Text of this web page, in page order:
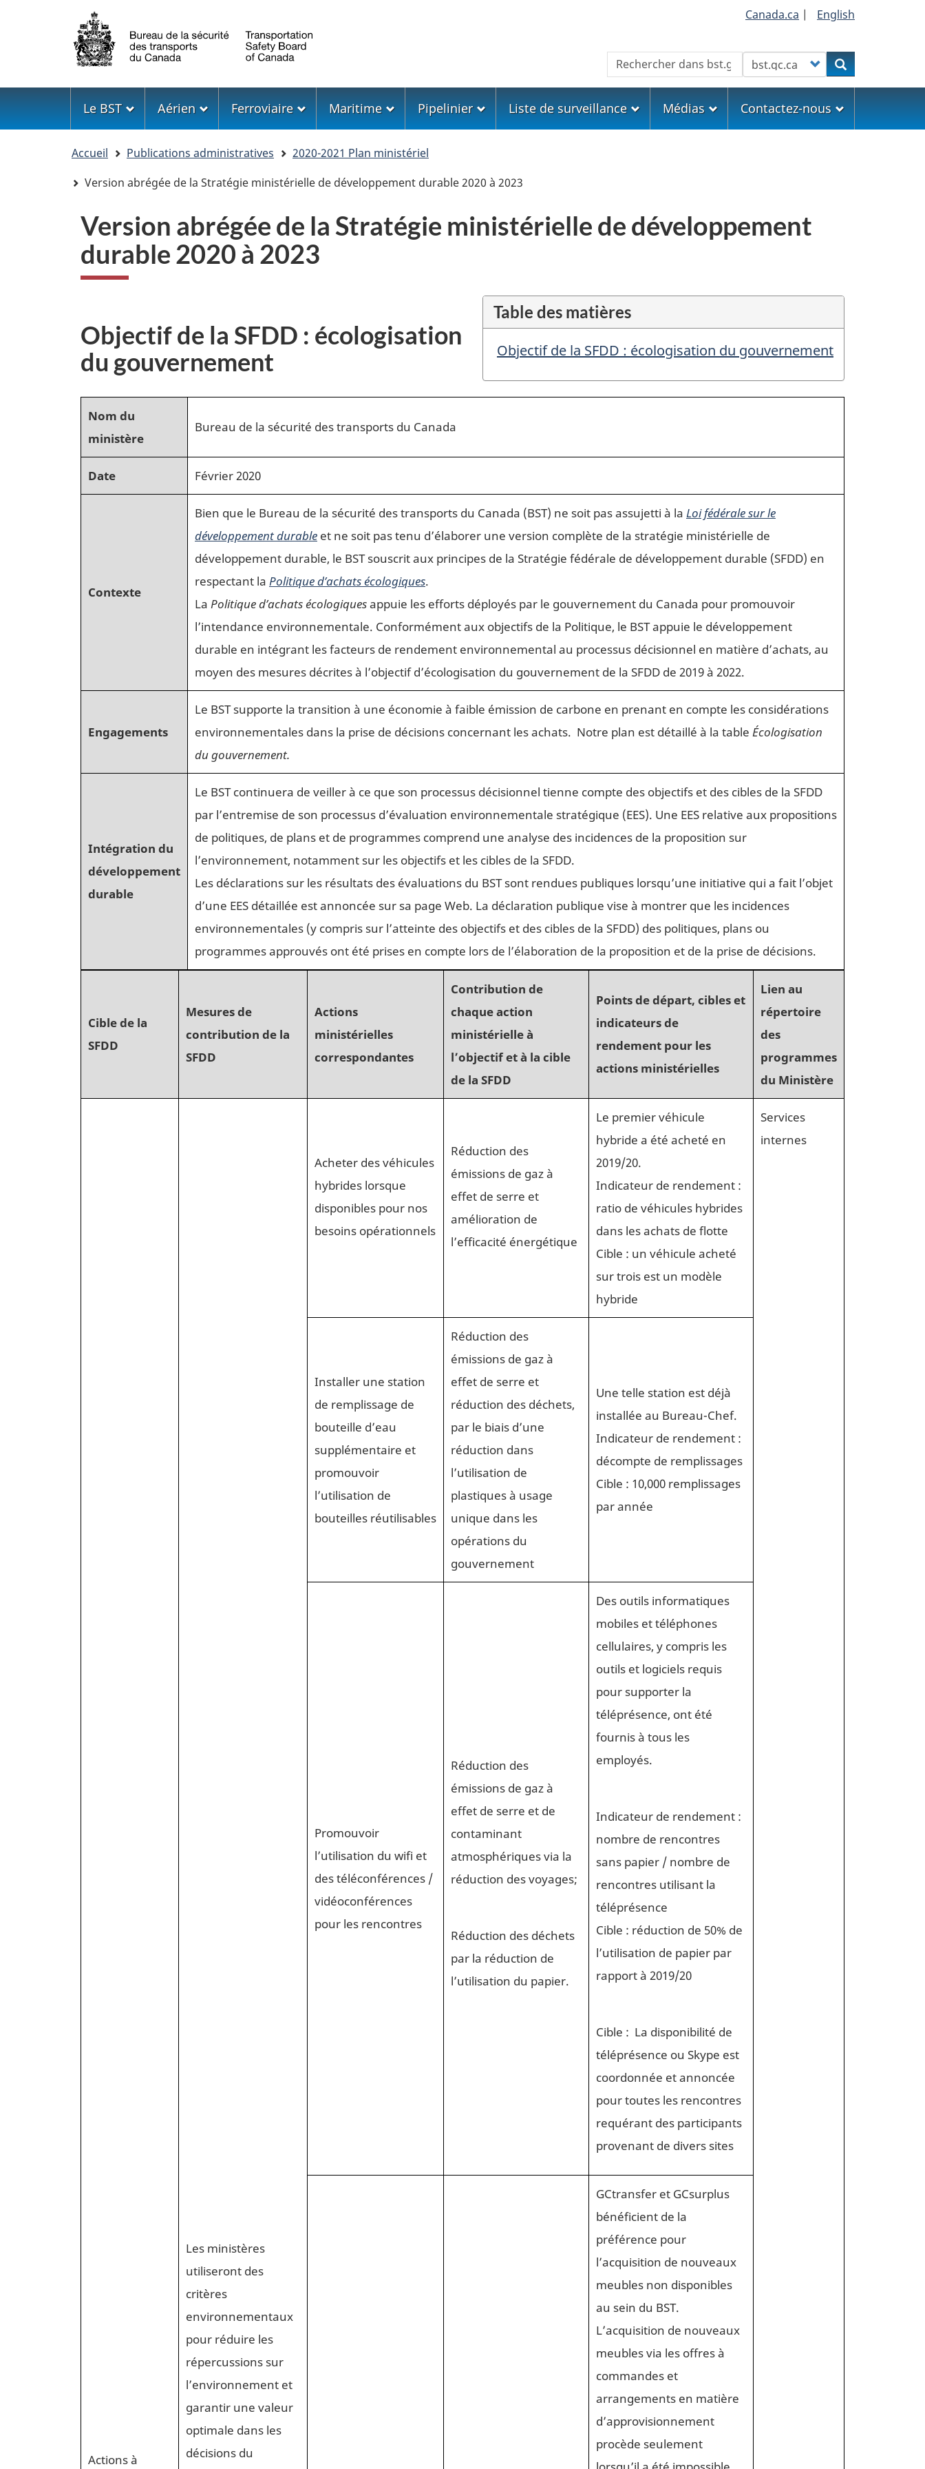
Sélection
de
la
langue
Canada.ca | English
Rechercher Customize your searchRechercher
Menu
Le BST Aérien Ferroviaire Maritime Pipelinier Liste de surveillance Médias Contactez-nous
Accueil Publications administratives
2020-2021 Plan ministériel
Version abrégée de la Stratégie ministérielle de développement durable 2020 à 2023
Version abrégée de la Stratégie ministérielle de développement
durable 2020 à 2023
Table des matières
Objectif de la SFDD : écologisation du gouvernement
Nom du
ministère
Bureau de la sécurité des transports du Canada
Date Février 2020
Contexte
Bien que le Bureau de la sécurité des transports du Canada (BST) ne soit pas assujetti à la Loi fédérale sur le
développement durable et ne soit pas tenu d’élaborer une version complète de la stratégie ministérielle de
développement durable, le BST souscrit aux principes de la Stratégie fédérale de développement durable (SFDD) en
respectant la Politique d’achats écologiques.
La Politique d’achats écologiquesappuie les efforts déployés par le gouvernement du Canada pour promouvoir
l’intendance environnementale. Conformément aux objectifs de la Politique, le BST appuie le développement
durable en intégrant les facteurs de rendement environnemental au processus décisionnel en matière d’achats, au
moyen des mesures décrites à l’objectif d’écologisation du gouvernement de la SFDD de 2019 à 2022.
Engagements
Le BST supporte la transition à une économie à faible émission de carbone en prenant en compte les considérations
environnementales dans la prise de décisions concernant les achats. Notre plan est détaillé à la table Écologisation
du gouvernement.
Intégration du
développement
durable
Le BST continuera de veiller à ce que son processus décisionnel tienne compte des objectifs et des cibles de la SFDD
par l’entremise de son processus d’évaluation environnementale stratégique (EES). Une EES relative aux propositions
de politiques, de plans et de programmes comprend une analyse des incidences de la proposition sur
l’environnement, notamment sur les objectifs et les cibles de la SFDD.
Les déclarations sur les résultats des évaluations du BST sont rendues publiques lorsqu’une initiative qui a fait l’objet
d’une EES détaillée est annoncée sur sa page Web. La déclaration publique vise à montrer que les incidences
environnementales (y compris sur l’atteinte des objectifs et des cibles de la SFDD) des politiques, plans ou
programmes approuvés ont été prises en compte lors de l’élaboration de la proposition et de la prise de décisions.
Objectif de la SFDD : écologisation
du gouvernement
Cible de la
SFDD
Mesures de
contribution de la
SFDD
Actions
ministérielles
correspondantes
Contribution de
chaque action
ministérielle à
l’objectif et à la cible
de la SFDD
Points de départ, cibles et
indicateurs de
rendement pour les
actions ministérielles
Lien au
répertoire
des
programmes
du Ministère
Actions à
Les ministères
utiliseront des
critères
environnementaux
pour réduire les
répercussions sur
l’environnement et
garantir une valeur
optimale dans les
décisions du
Acheter des véhicules
hybrides lorsque
disponibles pour nos
besoins opérationnels
Réduction des
émissions de gaz à
effet de serre et
amélioration de
l’efficacité énergétique
Le premier véhicule
hybride a été acheté en
2019/20.
Indicateur de rendement :
ratio de véhicules hybrides
dans les achats de flotte
Cible : un véhicule acheté
sur trois est un modèle
hybride
Services
internes
Installer une station
de remplissage de
bouteille d’eau
supplémentaire et
promouvoir
l’utilisation de
bouteilles réutilisables
Réduction des
émissions de gaz à
effet de serre et
réduction des déchets,
par le biais d’une
réduction dans
l’utilisation de
plastiques à usage
unique dans les
opérations du
gouvernement
Une telle station est déjà
installée au Bureau-Chef.
Indicateur de rendement :
décompte de remplissages
Cible : 10,000 remplissages
par année
Promouvoir
l’utilisation du wifi et
des téléconférences /
vidéoconférences
pour les rencontres
Réduction des
émissions de gaz à
effet de serre et de
contaminant
atmosphériques via la
réduction des voyages;
Réduction des déchets
par la réduction de
l’utilisation du papier.
Des outils informatiques
mobiles et téléphones
cellulaires, y compris les
outils et logiciels requis
pour supporter la
téléprésence, ont été
fournis à tous les
employés.
Indicateur de rendement :
nombre de rencontres
sans papier / nombre de
rencontres utilisant la
téléprésence
Cible : réduction de 50% de
l’utilisation de papier par
rapport à 2019/20
Cible : La disponibilité de
téléprésence ou Skype est
coordonnée et annoncée
pour toutes les rencontres
requérant des participants
provenant de divers sites
GCtransfer et GCsurplus
bénéficient de la
préférence pour
l’acquisition de nouveaux
meubles non disponibles
au sein du BST.
L’acquisition de nouveaux
meubles via les offres à
commandes et
arrangements en matière
d’approvisionnement
procède seulement